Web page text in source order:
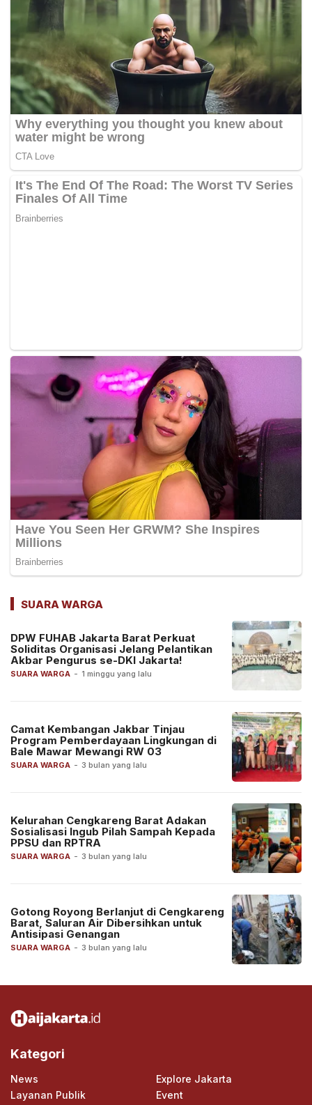
SUARA WARGA
SUARA WARGA - 1 minggu yang lalu
DPW FUHAB Jakarta Barat Perkuat
Soliditas Organisasi Jelang Pelantikan
Akbar Pengurus se-DKI Jakarta!
SUARA WARGA - 3 bulan yang lalu
Camat Kembangan Jakbar Tinjau
Program Pemberdayaan Lingkungan di
Bale Mawar Mewangi RW 03
SUARA WARGA - 3 bulan yang lalu
Kelurahan Cengkareng Barat Adakan
Sosialisasi Ingub Pilah Sampah Kepada
PPSU dan RPTRA
SUARA WARGA - 3 bulan yang lalu
Gotong Royong Berlanjut di Cengkareng
Barat, Saluran Air Dibersihkan untuk
Antisipasi Genangan
Kategori
News
Explore Jakarta
Layanan Publik
Event